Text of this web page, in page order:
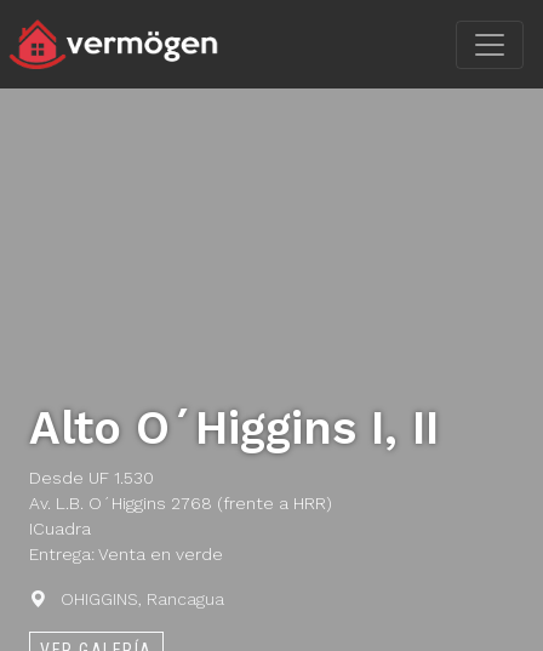
Alto O´Higgins I, II
Desde UF 1.530
Av. L.B. O´Higgins 2768 (frente a HRR)
ICuadra
Entrega: Venta en verde
OHIGGINS, Rancagua